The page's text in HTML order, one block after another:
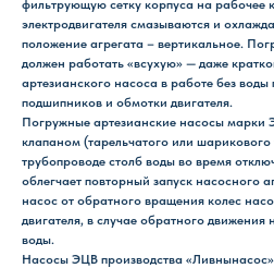
фильтрующую сетку корпуса на рабочее
электродвигателя смазываются и
положение агрегата – вертикальное.
должен работать «всухую» — даже
артезианского насоса в работе без
подшипников и обмотки двигателя.
Погружные артезианские насосы
клапаном (тарельчатого или
трубопроводе столб воды во время
облегчает повторный запуск насосного
насос от обратного вращения колес
двигателя, в случае обратного
воды.
Насосы ЭЦВ производства